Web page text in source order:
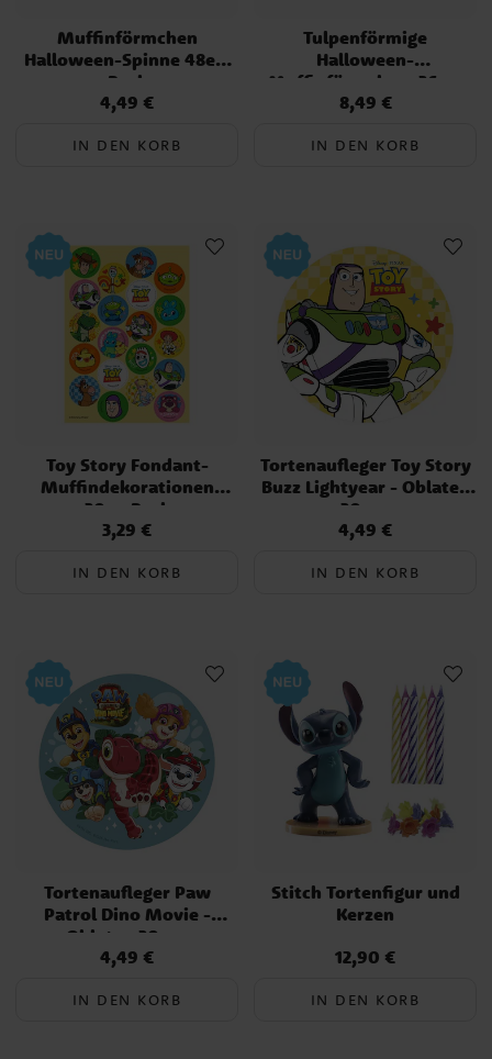
Muffinförmchen
Halloween-Spinne 48er-
Pack
Preis:4,49 €
4,49 €
IN DEN KORB
Tulpenförmige
Halloween-
Muffinförmchen, 36er-
Pack
Preis:8,49 €
8,49 €
IN DEN KORB
Toy Story Fondant-
Muffindekorationen
20er-Pack
Preis:3,29 €
3,29 €
IN DEN KORB
Tortenaufleger Toy Story
Buzz Lightyear - Oblaten
20 cm
Preis:4,49 €
4,49 €
IN DEN KORB
Tortenaufleger Paw
Patrol Dino Movie -
Oblaten 20 cm
Preis:4,49 €
4,49 €
IN DEN KORB
Stitch Tortenfigur und
Kerzen
Preis:12,90 €
12,90 €
IN DEN KORB